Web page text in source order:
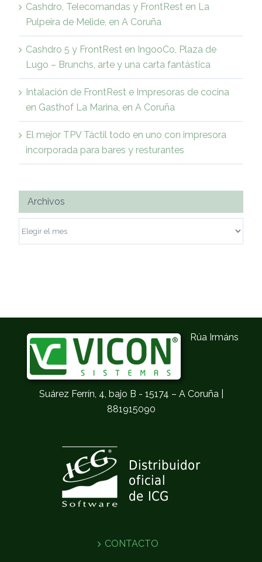
Cashdro, Telecomandas y FrontRest en La
Pulpeira de Melide, en A Coruña
Cashdro 5 y FrontRest en IngooCo, Plaza de
Lugo – Brunchs, arte y una carta fantástica
Intalación de FrontRest e Impresoras de cocina
en Gasthof La Marina, en A Coruña
El mejor TPV Táctil todo en uno con impresora
incorporada para bares y resturantes
Archivos
Rúa Irmáns
Suárez Ferrín, 4, bajo B - 15174 – A Coruña |
881915090
CONTACTO